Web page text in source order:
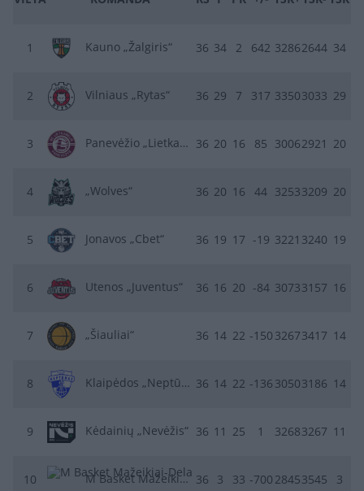
1 Kauno „Žalgiris“ 36 34 2 642 32862644 34
2 Vilniaus „Rytas“ 36 29 7 317 33503033 29
3 Panevėžio „Lietkabelis“ 36 20 16 85 30062921 20
4 „Wolves“ 36 20 16 44 32533209 20
5 Jonavos „Cbet“ 36 19 17 -19 3221 3240 19
6 Utenos „Juventus“ 36 16 20 -84 30733157 16
7 „Šiauliai“ 36 14 22 -150 32673417 14
8 Klaipėdos „Neptūnas“ 36 14 22 -136 30503186 14
9 Kėdainių „Nevėžis“ 36 11 25 1 32683267 11
10 M Basket Mažeikiai-Delamode 36 3 33 -700 28453545 3